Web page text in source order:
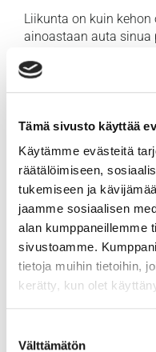
Tämä sivusto käyttää
Käytämme evästeitä
räätälöimiseen,
tukemiseen ja
jaamme sosiaalisen
alan kumppaneillemme
sivustoamme.
tietoja muihin tietoihin,
kerätty, kun olet
valinta
Välttämätön
Liikunta on kuin kehon
ainoastaan auta sinua
omia mielialan
– se on kuin yöllinen
löytämään ne
Yhteisön
aikana
Vaihdevuosien aikana
halaus kylmänä
vertaistukiryhmä,
tärkeää muistaa, että
Ja jos kaipaat